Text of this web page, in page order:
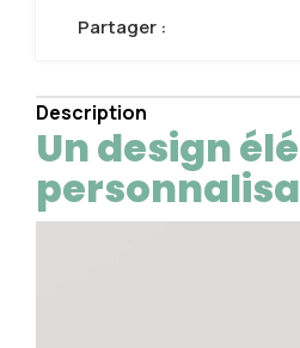
Partager :
Description
Un design